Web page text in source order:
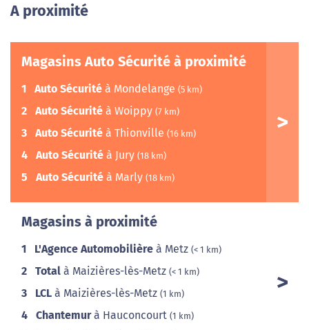
A proximité
Magasins Auto Sécurité à proximité
1 Auto Sécurité à Mondelange (5 km)
2 Auto Sécurité à Woippy (7 km)
3 Auto Sécurité à Thionville (16 km)
4 Auto Sécurité à Jury (18 km)
5 Auto Sécurité à Marly (18 km)
Magasins à proximité
1 L'Agence Automobilière à Metz (< 1 km)
2 Total à Maizières-lès-Metz (< 1 km)
3 LCL à Maizières-lès-Metz (1 km)
4 Chantemurà Hauconcourt (1 km)